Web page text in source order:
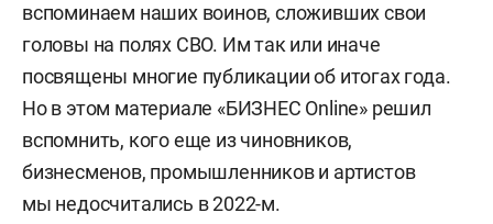
вспоминаем наших воинов, сложивших свои
головы на полях СВО. Им так или иначе
посвящены многие публикации об итогах года.
Но в этом материале «БИЗНЕС Online» решил
вспомнить, кого еще из чиновников,
бизнесменов, промышленников и артистов
мы недосчитались в 2022-м.